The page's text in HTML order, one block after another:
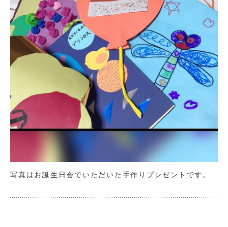
写真はお誕生日会でいただいた手作りプレゼントです。